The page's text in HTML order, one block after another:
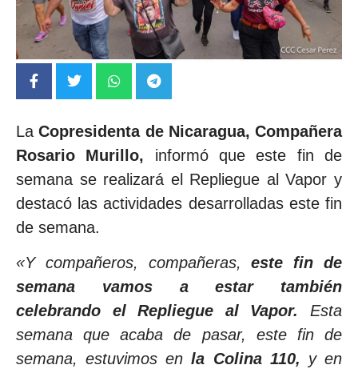
La Copresidenta de Nicaragua, Compañera
Rosario Murillo, informó que este fin de
semana se realizará el Repliegue al Vapor y
destacó las actividades desarrolladas este fin
de semana.
«Y compañeros, compañeras,este fin de
semana vamos a estar también
celebrando el Repliegue al Vapor.
Esta
semana que acaba de pasar, este fin de
semana, estuvimos en la Colina 110, y en